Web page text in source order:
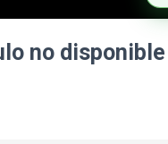
no disponible